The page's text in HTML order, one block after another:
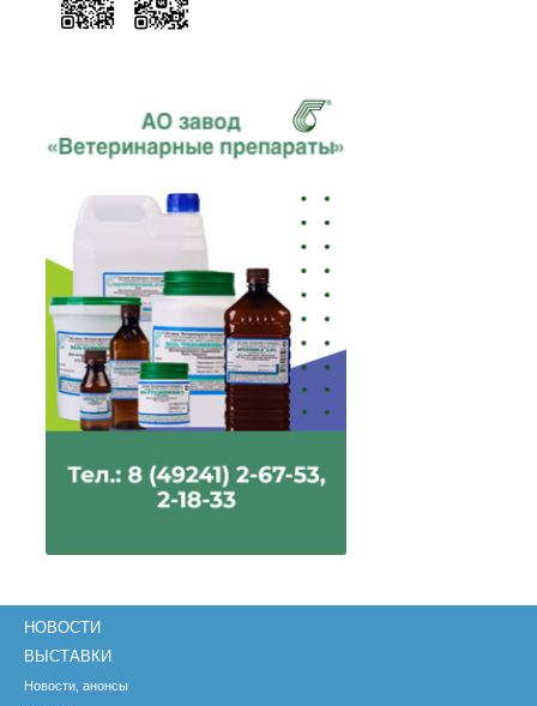
НОВОСТИ
ВЫСТАВКИ
Новости, анонсы